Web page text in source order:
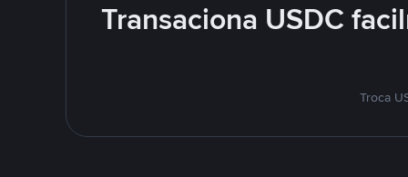
Transaciona USDC
Troca